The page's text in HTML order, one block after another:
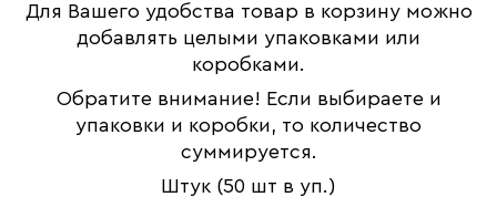
Для Вашего удобства товар в корзину можно
добавлять целыми упаковками или
коробками.
Обратите внимание! Если выбираете и
упаковки и коробки, то количество
суммируется.
Штук (50 шт в уп.)